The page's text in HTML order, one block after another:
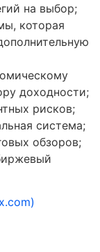
на выбор;
которая
доходности;
рисков;
система;
обзоров;